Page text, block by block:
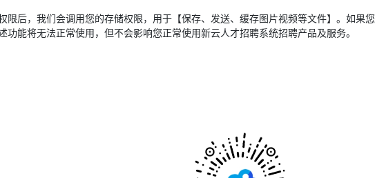
限后，我们会调用您的存储权限，用于【保存、发送、缓存图片视频等文件】。如果您
功能将无法正常使用，但不会影响您正常使用新云人才招聘系统招聘产品及服务。